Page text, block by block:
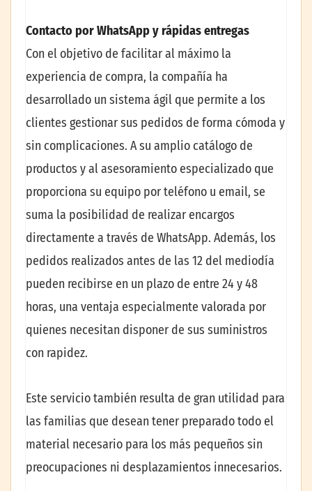
Contacto por WhatsApp y rápidas entregas
Con el objetivo de facilitar al máximo la
experiencia de compra, la compañía ha
desarrollado un sistema ágil que permite a los
clientes gestionar sus pedidos de forma cómoda y
sin complicaciones. A su amplio catálogo de
productos y al asesoramiento especializado que
proporciona su equipo por teléfono u email, se
suma la posibilidad de realizar encargos
directamente a través de WhatsApp. Además, los
pedidos realizados antes de las 12 del mediodía
pueden recibirse en un plazo de entre 24 y 48
horas, una ventaja especialmente valorada por
quienes necesitan disponer de sus suministros
con rapidez.
Este servicio también resulta de gran utilidad para
las familias que desean tener preparado todo el
material necesario para los más pequeños sin
preocupaciones ni desplazamientos innecesarios.